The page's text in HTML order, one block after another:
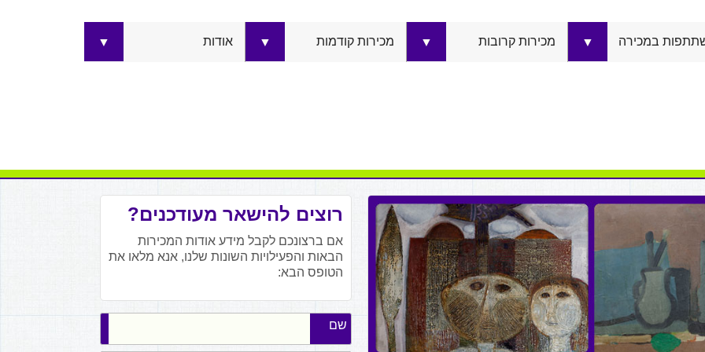
במכירה ▼ מכירות קרובות ▼ מכירות קודמות ▼ אודות ▼
רוצים להישאר מעודכנים?
אם ברצונכם לקבל מידע אודות המכירות
הבאות והפעילויות השונות שלנו, אנא מלאו את
הטופס הבא:
שם